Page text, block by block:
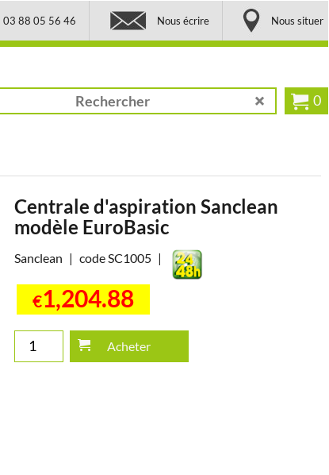
03 88 05 56 46 Nous écrire Nous situer
0
Centrale d'aspiration Sanclean
modèle EuroBasic
Sanclean code SC1005
€1,204.88
Acheter